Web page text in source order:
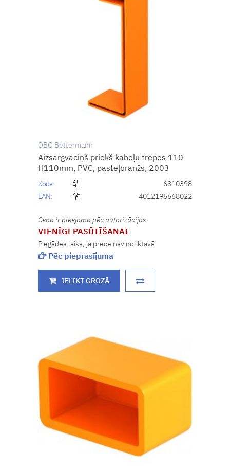
OBO Bettermann
Aizsargvāciņš priekš kabeļu trepes 110
H110mm, PVC, pasteļoranžs, 2003
Kods:
6310398
EAN:
4012195668022
Cena ir pieejama pēc autorizācijas
VIENĪGI PASŪTĪŠANAI
Piegādes laiks, ja prece nav noliktavā:
Pēc pieprasījuma
IELIKT GROZĀ